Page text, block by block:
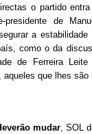
o partido
presidente de
a
como o da
de Ferreira
aqueles que lhes são
mudar, SOL